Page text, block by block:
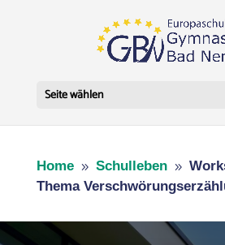
Seite wählen
Home 9 Schulleben 9
Thema